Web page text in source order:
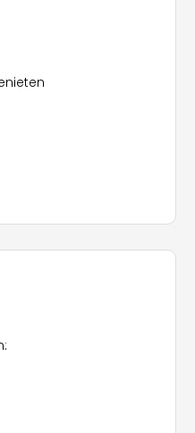
beoefend in de
met de natuur, aan te
en kennissen
Alle activiteiten
gebouw, met
dus het plezier is uw